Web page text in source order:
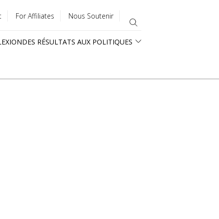
For Affiliates Nous Soutenir
DES RÉSULTATS AUX POLITIQUES